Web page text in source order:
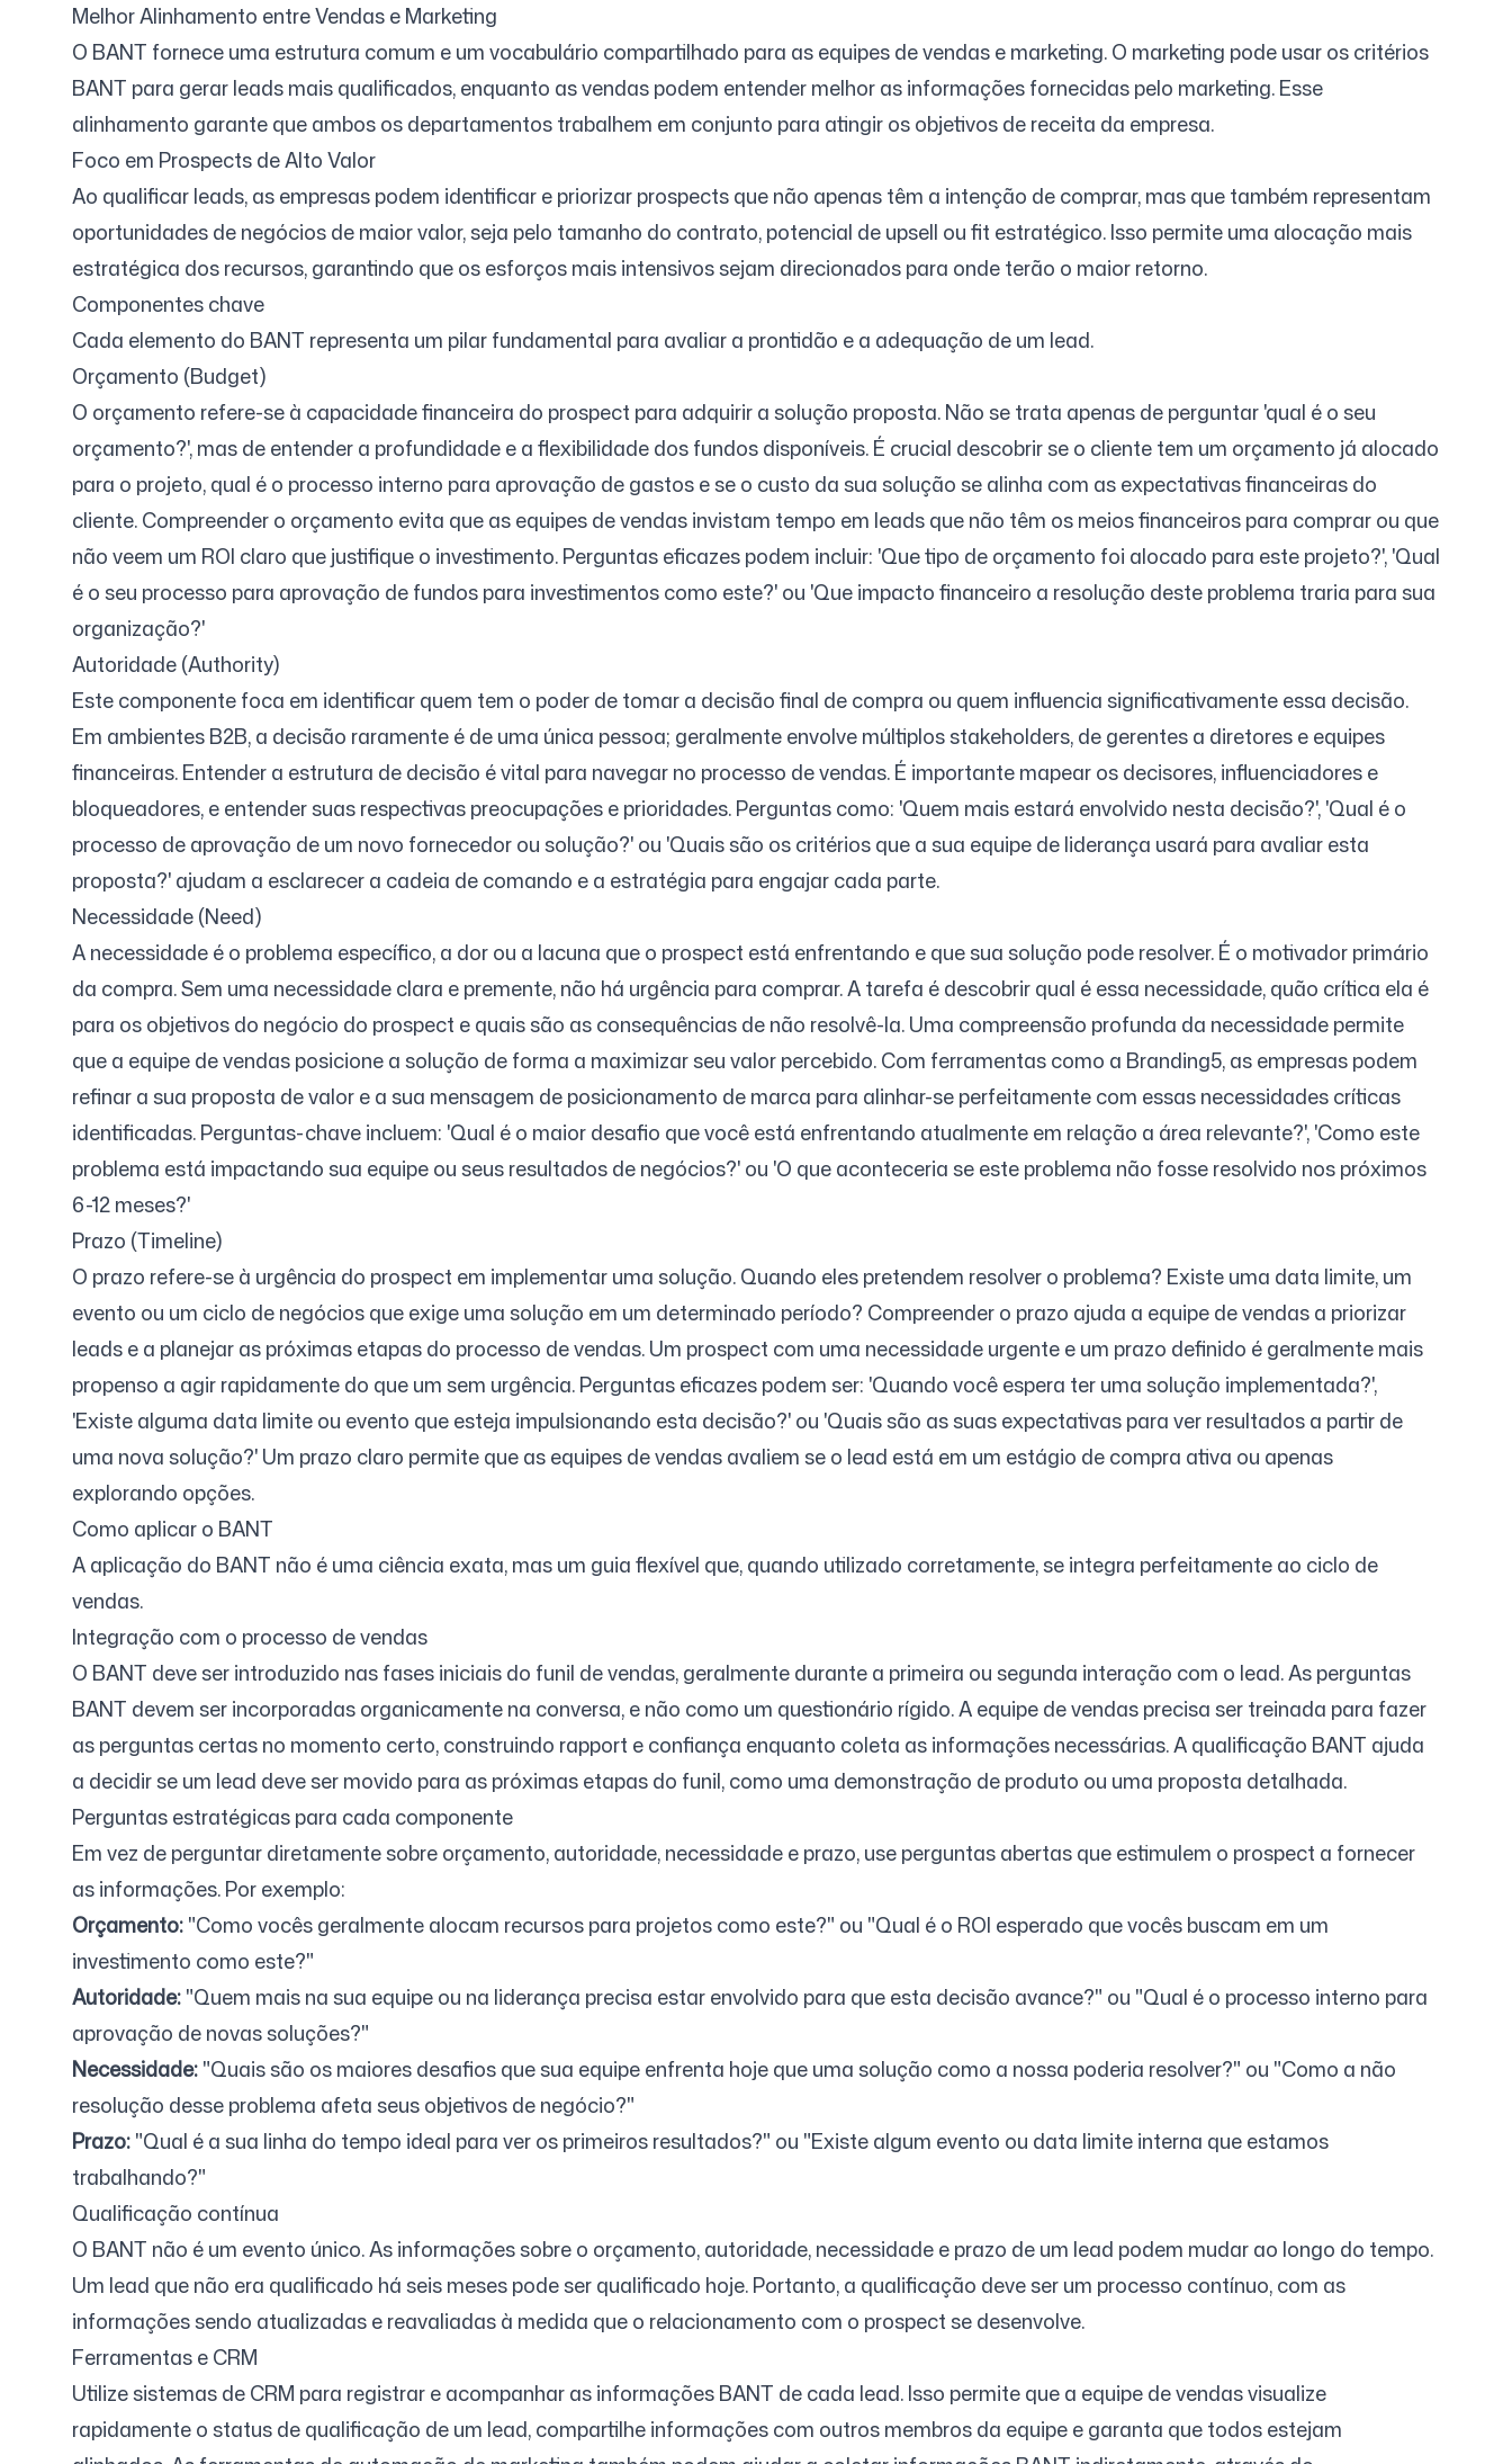
Melhor Alinhamento entre Vendas e Marketing
O BANT fornece uma estrutura comum e um vocabulário compartilhado para as equipes de vendas e marketing. O marketing pode usar os critérios
BANT para gerar leads mais qualificados, enquanto as vendas podem entender melhor as informações fornecidas pelo marketing. Esse
alinhamento garante que ambos os departamentos trabalhem em conjunto para atingir os objetivos de receita da empresa.
Foco em Prospects de Alto Valor
Ao qualificar leads, as empresas podem identificar e priorizar prospects que não apenas têm a intenção de comprar, mas que também representam
oportunidades de negócios de maior valor, seja pelo tamanho do contrato, potencial de upsell ou fit estratégico. Isso permite uma alocação mais
estratégica dos recursos, garantindo que os esforços mais intensivos sejam direcionados para onde terão o maior retorno.
Componentes chave
Cada elemento do BANT representa um pilar fundamental para avaliar a prontidão e a adequação de um lead.
Orçamento (Budget)
O orçamento refere-se à capacidade financeira do prospect para adquirir a solução proposta. Não se trata apenas de perguntar 'qual é o seu
orçamento?', mas de entender a profundidade e a flexibilidade dos fundos disponíveis. É crucial descobrir se o cliente tem um orçamento já alocado
para o projeto, qual é o processo interno para aprovação de gastos e se o custo da sua solução se alinha com as expectativas financeiras do
cliente. Compreender o orçamento evita que as equipes de vendas invistam tempo em leads que não têm os meios financeiros para comprar ou que
não veem um ROI claro que justifique o investimento. Perguntas eficazes podem incluir: 'Que tipo de orçamento foi alocado para este projeto?', 'Qual
é o seu processo para aprovação de fundos para investimentos como este?' ou 'Que impacto financeiro a resolução deste problema traria para sua
organização?'
Autoridade (Authority)
Este componente foca em identificar quem tem o poder de tomar a decisão final de compra ou quem influencia significativamente essa decisão.
Em ambientes B2B, a decisão raramente é de uma única pessoa; geralmente envolve múltiplos stakeholders, de gerentes a diretores e equipes
financeiras. Entender a estrutura de decisão é vital para navegar no processo de vendas. É importante mapear os decisores, influenciadores e
bloqueadores, e entender suas respectivas preocupações e prioridades. Perguntas como: 'Quem mais estará envolvido nesta decisão?', 'Qual é o
processo de aprovação de um novo fornecedor ou solução?' ou 'Quais são os critérios que a sua equipe de liderança usará para avaliar esta
proposta?' ajudam a esclarecer a cadeia de comando e a estratégia para engajar cada parte.
Necessidade (Need)
A necessidade é o problema específico, a dor ou a lacuna que o prospect está enfrentando e que sua solução pode resolver. É o motivador primário
da compra. Sem uma necessidade clara e premente, não há urgência para comprar. A tarefa é descobrir qual é essa necessidade, quão crítica ela é
para os objetivos do negócio do prospect e quais são as consequências de não resolvê-la. Uma compreensão profunda da necessidade permite
que a equipe de vendas posicione a solução de forma a maximizar seu valor percebido. Com ferramentas como a Branding5, as empresas podem
refinar a sua proposta de valor e a sua mensagem de posicionamento de marca para alinhar-se perfeitamente com essas necessidades críticas
identificadas. Perguntas-chave incluem: 'Qual é o maior desafio que você está enfrentando atualmente em relação a área relevante?', 'Como este
problema está impactando sua equipe ou seus resultados de negócios?' ou 'O que aconteceria se este problema não fosse resolvido nos próximos
6-12 meses?'
Prazo (Timeline)
O prazo refere-se à urgência do prospect em implementar uma solução. Quando eles pretendem resolver o problema? Existe uma data limite, um
evento ou um ciclo de negócios que exige uma solução em um determinado período? Compreender o prazo ajuda a equipe de vendas a priorizar
leads e a planejar as próximas etapas do processo de vendas. Um prospect com uma necessidade urgente e um prazo definido é geralmente mais
propenso a agir rapidamente do que um sem urgência. Perguntas eficazes podem ser: 'Quando você espera ter uma solução implementada?',
'Existe alguma data limite ou evento que esteja impulsionando esta decisão?' ou 'Quais são as suas expectativas para ver resultados a partir de
uma nova solução?' Um prazo claro permite que as equipes de vendas avaliem se o lead está em um estágio de compra ativa ou apenas
explorando opções.
Como aplicar o BANT
A aplicação do BANT não é uma ciência exata, mas um guia flexível que, quando utilizado corretamente, se integra perfeitamente ao ciclo de
vendas.
Integração com o processo de vendas
O BANT deve ser introduzido nas fases iniciais do funil de vendas, geralmente durante a primeira ou segunda interação com o lead. As perguntas
BANT devem ser incorporadas organicamente na conversa, e não como um questionário rígido. A equipe de vendas precisa ser treinada para fazer
as perguntas certas no momento certo, construindo rapport e confiança enquanto coleta as informações necessárias. A qualificação BANT ajuda
a decidir se um lead deve ser movido para as próximas etapas do funil, como uma demonstração de produto ou uma proposta detalhada.
Perguntas estratégicas para cada componente
Em vez de perguntar diretamente sobre orçamento, autoridade, necessidade e prazo, use perguntas abertas que estimulem o prospect a fornecer
as informações. Por exemplo:
Orçamento:"Como vocês geralmente alocam recursos para projetos como este?" ou "Qual é o ROI esperado que vocês buscam em um
investimento como este?"
Autoridade:"Quem mais na sua equipe ou na liderança precisa estar envolvido para que esta decisão avance?" ou "Qual é o processo interno para
aprovação de novas soluções?"
Necessidade:"Quais são os maiores desafios que sua equipe enfrenta hoje que uma solução como a nossa poderia resolver?" ou "Como a não
resolução desse problema afeta seus objetivos de negócio?"
Prazo:"Qual é a sua linha do tempo ideal para ver os primeiros resultados?" ou "Existe algum evento ou data limite interna que estamos
trabalhando?"
Qualificação contínua
O BANT não é um evento único. As informações sobre o orçamento, autoridade, necessidade e prazo de um lead podem mudar ao longo do tempo.
Um lead que não era qualificado há seis meses pode ser qualificado hoje. Portanto, a qualificação deve ser um processo contínuo, com as
informações sendo atualizadas e reavaliadas à medida que o relacionamento com o prospect se desenvolve.
Ferramentas e CRM
Utilize sistemas de CRM para registrar e acompanhar as informações BANT de cada lead. Isso permite que a equipe de vendas visualize
rapidamente o status de qualificação de um lead, compartilhe informações com outros membros da equipe e garanta que todos estejam